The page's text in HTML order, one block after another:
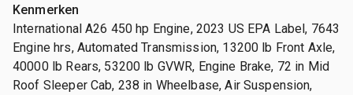
Kenmerken
International A26 450 hp Engine, 2023 US EPA Label, 7643
Engine hrs, Automated Transmission, 13200 lb Front Axle,
40000 lb Rears, 53200 lb GVWR, Engine Brake, 72 in Mid
Roof Sleeper Cab, 238 in Wheelbase, Air Suspension,